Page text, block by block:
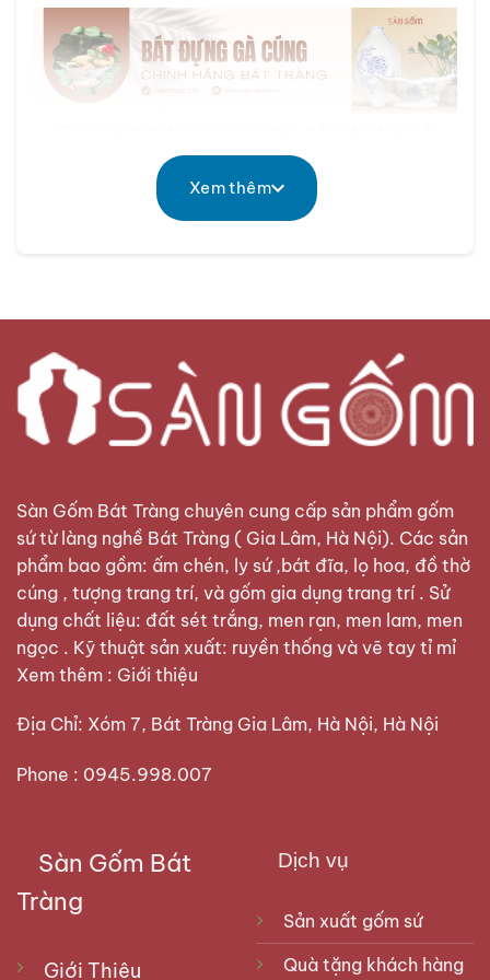
Sàn Gốm
tìm hiểu về những mẫu bát thuyền
đựng gà chuẩn gốm sứ Bát Tràng nhé!
lễ Tết, giao thừa, ngày rằm. Chắc hẳn, ai cũng đã
từng loay hoay với việc làm sao chọn đĩa đựng gà
cúng ngay ngắn, đúng ý, đẹp mắt trên mâm cỗ
cúng. Vì thế, chiếc bát thuyền đựng gà sẽ là giải
thịnh soạn nhưng vẫn trang nghiêm.
Bát thuyền đựng gà cúng thẳng, ngay ngắn
Bát thuyền đựng gà làm bằng sứ là loại bát to, có
đế cao để đặt gà ngay ngắn lên trên. Lòng sâu,
Xem thêm
Sàn Gốm Bát Tràng chuyên cung cấp sản phẩm gốm
sứ từ làng nghề Bát Tràng ( Gia Lâm, Hà Nội). Các sản
phẩm bao gồm: ấm chén, ly sứ ,bát đĩa, lọ hoa, đồ thờ
cúng , tượng trang trí, và gốm gia dụng trang trí . Sử
dụng chất liệu: đất sét trắng, men rạn, men lam, men
ngọc . Kỹ thuật sản xuất: ruyền thống và vẽ tay tỉ mỉ
Xem thêm : Giới thiệu
Địa Chỉ: Xóm 7, Bát Tràng Gia Lâm, Hà Nội, Hà Nội
Phone : 0945.998.007
Sàn Gốm Bát
Tràng
Giới Thiệu
Dịch vụ
Sản xuất gốm sứ
Quà tặng khách hàng